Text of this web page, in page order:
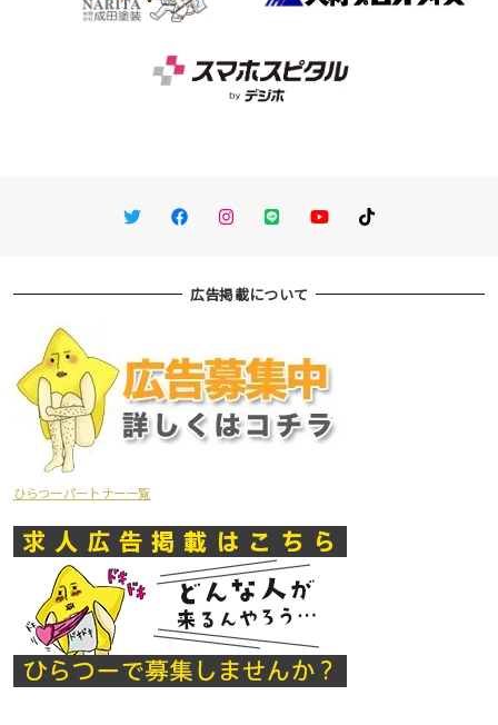
TwitterFacebookInstagram
LINE You TubeTikTok
広告掲載について
ひらつーパートナー一覧